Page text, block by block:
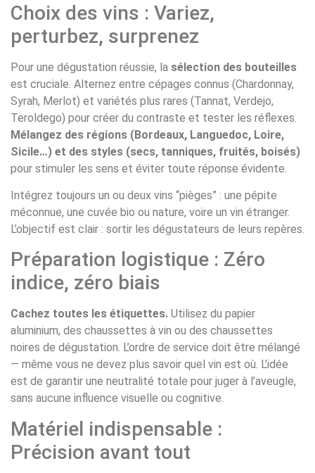
Choix des vins : Variez,
perturbez, surprenez
Pour une dégustation réussie, la sélection des bouteilles
est cruciale. Alternez entre cépages connus (Chardonnay,
Syrah, Merlot) et variétés plus rares (Tannat, Verdejo,
Teroldego) pour créer du contraste et tester les réflexes.
Mélangez des régions (Bordeaux, Languedoc, Loire,
Sicile…) et des styles (secs, tanniques, fruités, boisés)
pour stimuler les sens et éviter toute réponse évidente.
Intégrez toujours un ou deux vins “pièges” : une pépite
méconnue, une cuvée bio ou nature, voire un vin étranger.
L’objectif est clair : sortir les dégustateurs de leurs repères.
Préparation logistique : Zéro
indice, zéro biais
Cachez toutes les étiquettes. Utilisez du papier
aluminium, des chaussettes à vin ou des chaussettes
noires de dégustation. L’ordre de service doit être mélangé
— même vous ne devez plus savoir quel vin est où. L’idée
est de garantir une neutralité totale pour juger à l’aveugle,
sans aucune influence visuelle ou cognitive.
Matériel indispensable :
Précision avant tout